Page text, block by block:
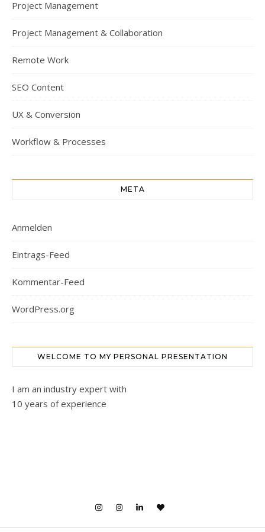
Project Management
Project Management & Collaboration
Remote Work
SEO Content
UX & Conversion
Workflow & Processes
META
Anmelden
Eintrags-Feed
Kommentar-Feed
WordPress.org
WELCOME TO MY PERSONAL PRESENTATION
I am an industry expert with
10 years of experience